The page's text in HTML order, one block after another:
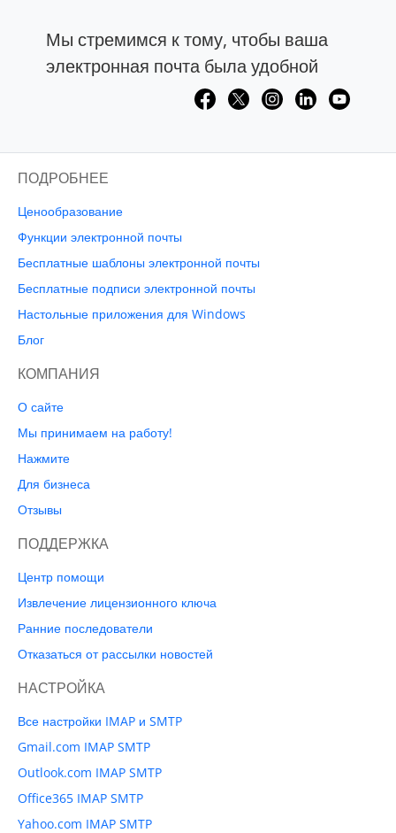
Мы стремимся к тому, чтобы ваша
электронная почта была удобной
ПОДРОБНЕЕ
Ценообразование
Функции электронной почты
Бесплатные шаблоны электронной почты
Бесплатные подписи электронной почты
Настольные приложения для Windows
Блог
КОМПАНИЯ
О сайте
Мы принимаем на работу!
Нажмите
Для бизнеса
Отзывы
ПОДДЕРЖКА
Центр помощи
Извлечение лицензионного ключа
Ранние последователи
Отказаться от рассылки новостей
НАСТРОЙКА
Все настройки IMAP и SMTP
Gmail.com IMAP SMTP
Outlook.com IMAP SMTP
Office365 IMAP SMTP
Yahoo.com IMAP SMTP